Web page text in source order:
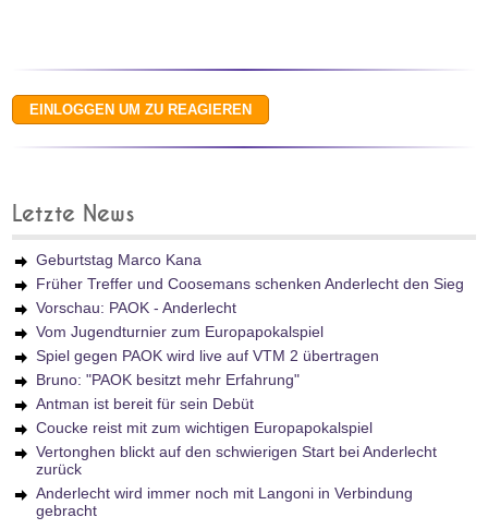
Letzte News
Geburtstag Marco Kana
Früher Treffer und Coosemans schenken Anderlecht den Sieg
Vorschau: PAOK - Anderlecht
Vom Jugendturnier zum Europapokalspiel
Spiel gegen PAOK wird live auf VTM 2 übertragen
Bruno: "PAOK besitzt mehr Erfahrung"
Antman ist bereit für sein Debüt
Coucke reist mit zum wichtigen Europapokalspiel
Vertonghen blickt auf den schwierigen Start bei Anderlecht
zurück
Anderlecht wird immer noch mit Langoni in Verbindung
gebracht